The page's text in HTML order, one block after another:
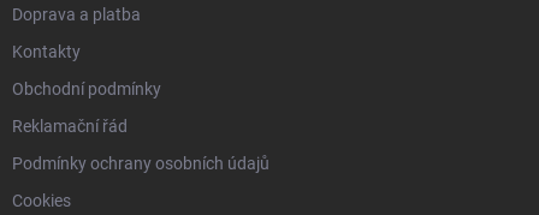
Doprava a platba
Kontakty
Obchodní podmínky
Reklamační řád
Podmínky ochrany osobních údajů
Cookies